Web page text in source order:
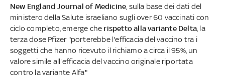
New England Journal of Medicine , sulla base dei dati del
ministero della Salute israeliano sugli over 60 vaccinati con
ciclo completo, emerge che rispetto alla variante Delta , la
terza dose Pfizer "porterebbe l'efficacia del vaccino tra i
soggetti che hanno ricevuto il richiamo a circa il 95%, un
valore simile all'efficacia del vaccino originale riportata
contro la variante Alfa"